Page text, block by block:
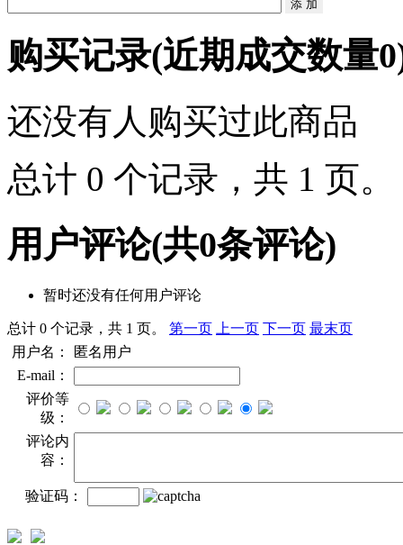
购买记录(近期成交数量0
还没有人购买过此商品
总计 0 个记录，共 1 页。
用户评论(共0条评论)
暂时还没有任何用户评论
总计 0 个记录，共 1 页。 第一页 上一页 下一页 最末页
用户名：
匿名用户
E-mail：
评价等
级：
评论内
容：
验证码：